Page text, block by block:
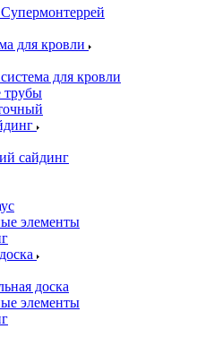
для кровли
для кровли
трубы
сайдинг
элементы
доска
элементы